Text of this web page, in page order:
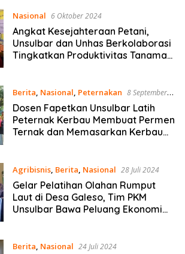
Nasional 6 Oktober 2024
Angkat Kesejahteraan Petani,
Unsulbar dan Unhas Berkolaborasi
Tingkatkan Produktivitas Tanaman
Berita, Nasional, Peternakan 8 September
2024
Dosen Fapetkan Unsulbar Latih
Peternak Kerbau Membuat Permen
Ternak dan Memasarkan Kerbau
Agribisnis, Berita, Nasional 28 Juli 2024
Gelar Pelatihan Olahan Rumput
Laut di Desa Galeso, Tim PKM
Unsulbar Bawa Peluang Ekonomi
Berita, Nasional 24 Juli 2024